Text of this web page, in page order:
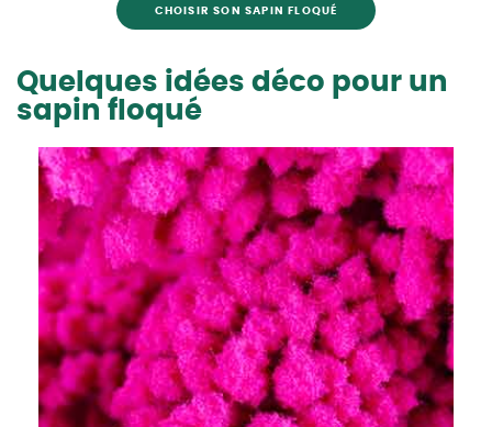
CHOISIR SON SAPIN FLOQUÉ
Quelques idées déco pour un
sapin floqué